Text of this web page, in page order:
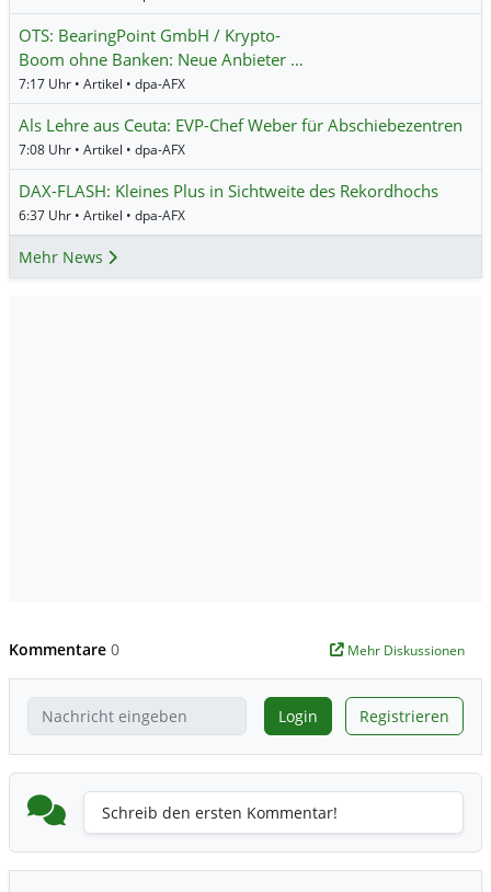
OTS: BearingPoint GmbH / Krypto-
Boom ohne Banken: Neue Anbieter …
7:17 Uhr • Artikel • dpa-AFX
Als Lehre aus Ceuta: EVP-Chef Weber für Abschiebezentren
7:08 Uhr • Artikel • dpa-AFX
DAX-FLASH: Kleines Plus in Sichtweite des Rekordhochs
6:37 Uhr • Artikel • dpa-AFX
Mehr News
Kommentare 0 Mehr Diskussionen
Login Registrieren
Schreib den ersten Kommentar!